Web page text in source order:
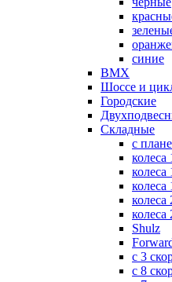
синие
BMX
Шоссе и
Городские
Складные
с
Shulz
с 3
с 8